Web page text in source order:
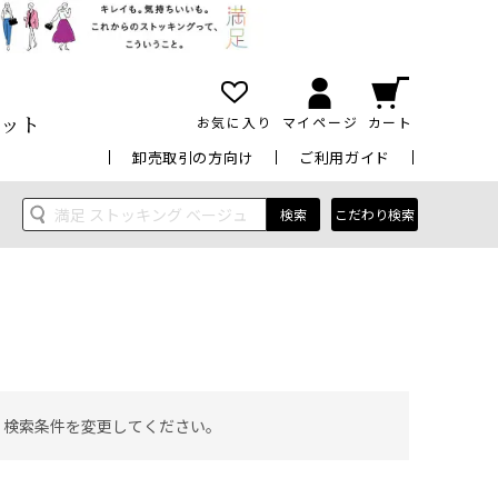
ト お気に入り マイページ カート
卸売取引の方向け ご利用ガイド
検索 こだわり検索
索条件を変更してください。